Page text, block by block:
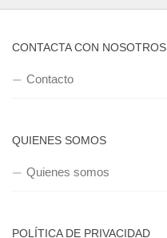
CONTACTA CON NOSOTROS
Contacto
QUIENES SOMOS
Quienes somos
POLÍTICA DE PRIVACIDAD